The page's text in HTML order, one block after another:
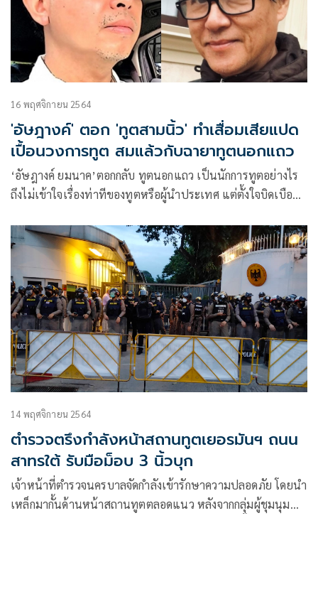
16 พฤศจิกายน 2564
'อัษฎางค์' ตอก 'ทูตสามนิ้ว' ทำเสื่อมเสียแปด
เปื้อนวงการทูต สมแล้วกับฉายาทูตนอกแถว
‘อัษฎางค์ ยมนาค’ตอกกลับ ทูตนอกแถว เป็นนักการทูตอย่างไร
ถึงไม่เข้าใจเรื่องท่าทีของทูตหรือผู้นำประเทศ แต่ตั้งใจบิดเบือน
14 พฤศจิกายน 2564
ตำรวจตรึงกำลังหน้าสถานทูตเยอรมันฯ ถนน
สาทรใต้ รับมือม็อบ 3 นิ้วบุก
เจ้าหน้าที่ตำรวจนครบาลจัดกำลังเข้ารักษาความปลอดภัย โดยนำ
เหล็กมากั้นด้านหน้าสถานทูตตลอดแนว หลังจากกลุ่มผู้ชุมนุม